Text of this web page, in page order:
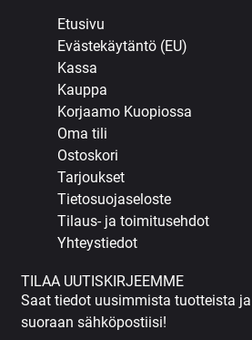
Etusivu
Evästekäytäntö (EU)
Kassa
Kauppa
Korjaamo Kuopiossa
Oma tili
Ostoskori
Tarjoukset
Tietosuojaseloste
Tilaus- ja toimitusehdot
Yhteystiedot
TILAA UUTISKIRJEEMME
Saat tiedot uusimmista tuotteista
suoraan sähköpostiisi!